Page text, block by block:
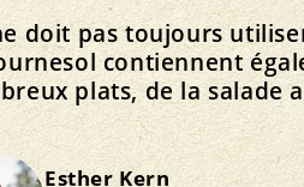
doit pas toujours
contiennent
plats, de la salade
Esther Kern